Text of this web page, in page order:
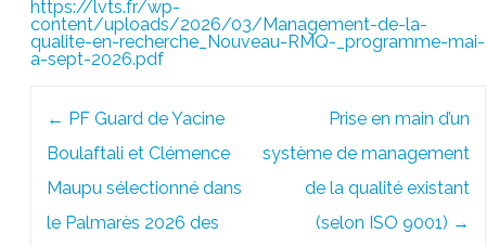
https://lvts.fr/wp-
content/uploads/2026/03/Management-de-la-
qualite-en-recherche_Nouveau-RMQ-_programme-mai-
a-sept-2026.pdf
← PF Guard de Yacine
Boulaftali et Clémence
Maupu sélectionné dans
le Palmarès 2026 des
Prise en main d’un
système de management
de la qualité existant
(selon ISO 9001) →